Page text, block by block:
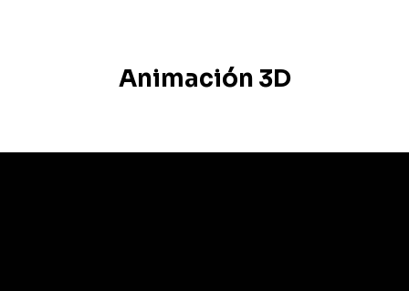
Animación 3D